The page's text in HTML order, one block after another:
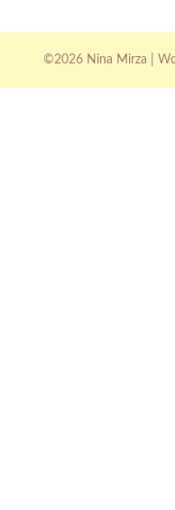
©2026 Nina Mirza |